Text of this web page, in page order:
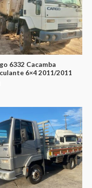
6332 Cacamba
6×4 2011/2011